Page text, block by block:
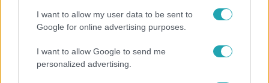
I want to allow my user data to be sent to
Google for online advertising purposes.
I want to allow Google to send me
personalized advertising.
Olivér elárulta, milyen valójában az élet a világ
legélhetőbb városában